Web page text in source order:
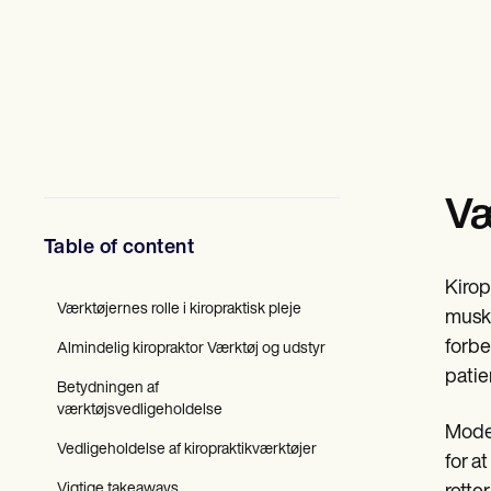
Sammenligning
ICD-koder
Procedure Codes
Superbill skabelon
SOAP Noteskabelon
Skabelon til behandlingsplan
Social Work Treatment Plans
Table of content
Værktøjernes rolle i kiropraktisk pleje
Almindelig kiropraktor Værktøj og udstyr
Betydningen af
værktøjsvedligeholdelse
Vedligeholdelse af kiropraktikværktøjer
for